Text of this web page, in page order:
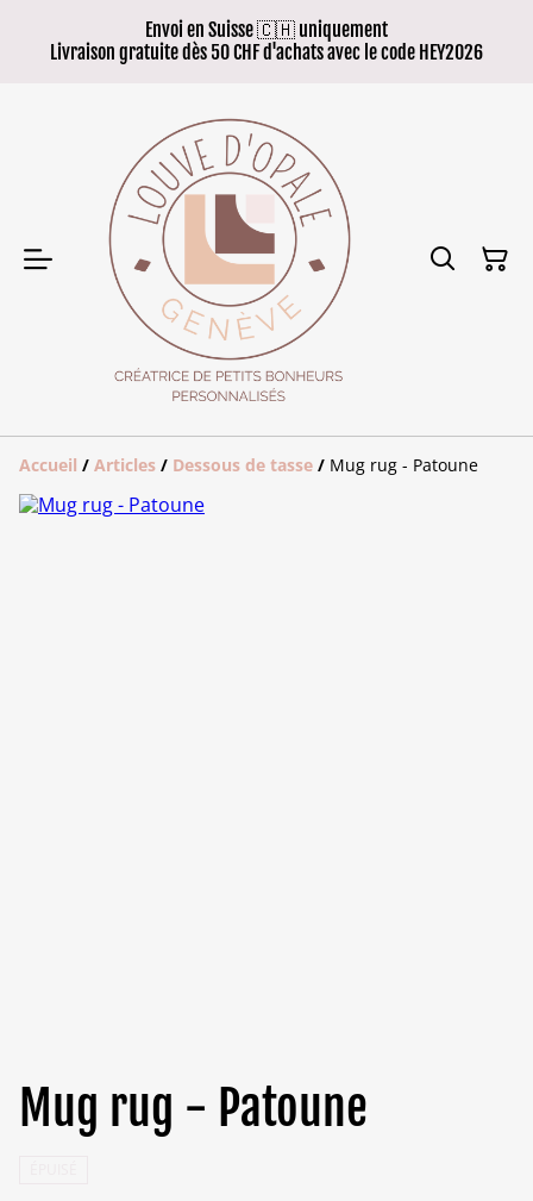
Envoi en Suisse 🇨🇭 uniquement
Livraison gratuite dès 50 CHF d'achats avec le code HEY2026
Accueil / Articles / Dessous de tasse / Mug rug - Patoune
Mug rug - Patoune